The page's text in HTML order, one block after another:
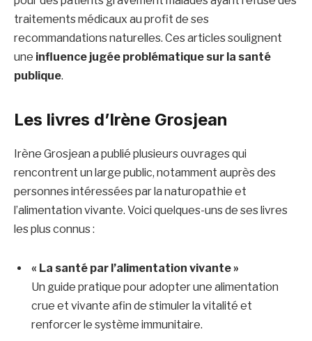
traitements médicaux au profit de ses
recommandations naturelles. Ces articles soulignent
une influence jugée problématique sur la santé
publique.
Les livres d’Irène Grosjean
Irène Grosjean a publié plusieurs ouvrages qui
rencontrent un large public, notamment auprès des
personnes intéressées par la naturopathie et
l’alimentation vivante. Voici quelques-uns de ses livres
les plus connus :
« La santé par l’alimentation vivante »
Un guide pratique pour adopter une alimentation
crue et vivante afin de stimuler la vitalité et
renforcer le système immunitaire.